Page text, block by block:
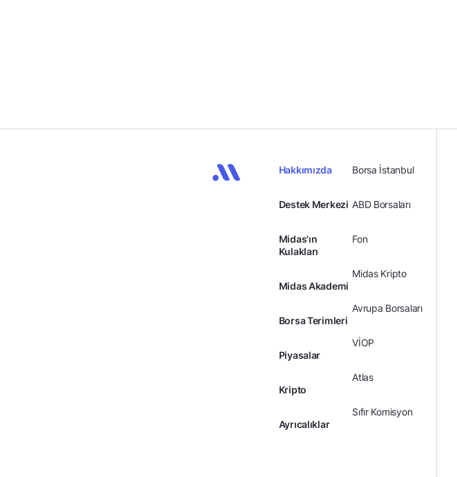
Hakkımızda
Destek Merkezi
Midas'ın
Kulakları
Midas Akademi
Borsa Terimleri
Piyasalar
Kripto
Ayrıcalıklar
Borsa İstanbul
ABD Borsaları
Fon
Midas Kripto
Avrupa Borsaları
VİOP
Atlas
Sıfır Komisyon